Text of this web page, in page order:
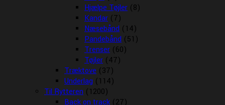
Hjælpe Tøjler (8)
Kandar (7)
Næsebånd (14)
Pandebånd (51)
Trenser (60)
Tøjler (47)
Træktove (37)
Underlag (114)
Til Rytteren (1200)
Back on track (27)